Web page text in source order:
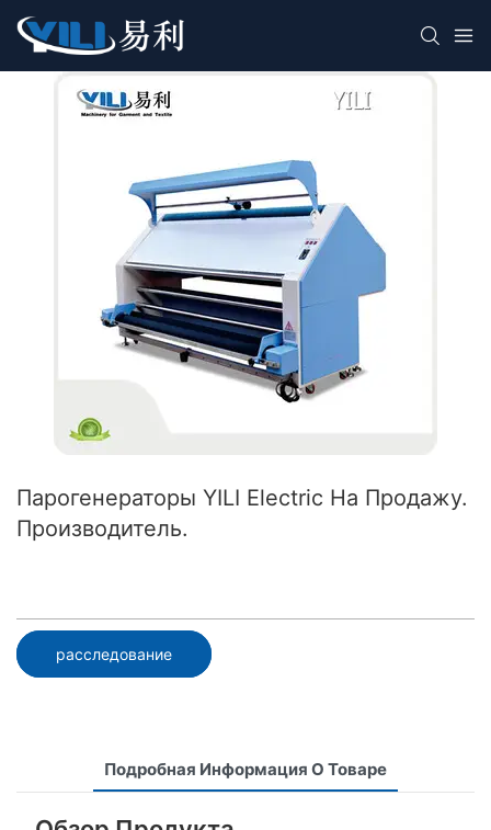
Парогенераторы YILI Electric На Продажу.
Производитель.
расследование
Подробная Информация О Товаре